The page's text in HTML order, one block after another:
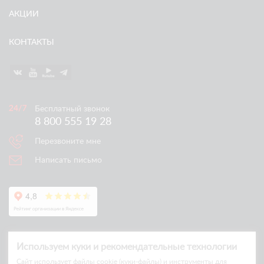
АКЦИИ
КОНТАКТЫ
Бесплатный звонок
8 800 555 19 28
Перезвоните мне
Написать письмо
Используем куки и рекомендательные технологии
Cайт использует файлы cookie (куки-файлы) и инструменты для